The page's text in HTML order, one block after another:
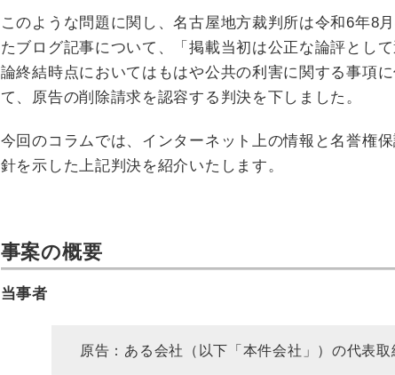
このような問題に関し、名古屋地方裁判所は令和6年8
たブログ記事について、「掲載当初は公正な論評とし
論終結時点においてはもはや公共の利害に関する事項
て、原告の削除請求を認容する判決を下しました。
今回のコラムでは、インターネット上の情報と名誉権
針を示した上記判決を紹介いたします。
事案の概要
当事者
原告：ある会社（以下「本件会社」）の代表取